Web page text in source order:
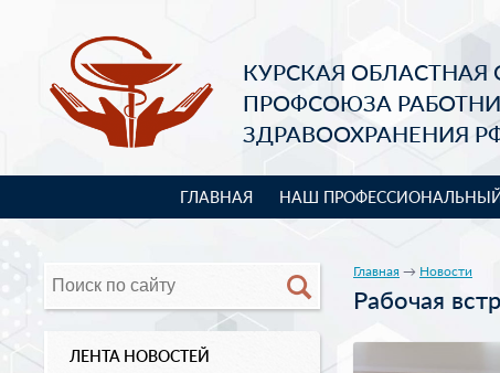
КУРСКАЯ ОБЛАСТНАЯ
ПРОФСОЮЗА
ЗДРАВООХРАНЕНИЯ
ГЛАВНАЯ НАШ
ЛЕНТА НОВОСТЕЙ
Главная → Новости
Рабочая